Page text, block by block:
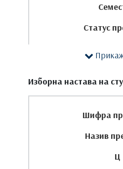
Статус
П
В
СИР
Изборна настава на
Шифра
Назив
Ц